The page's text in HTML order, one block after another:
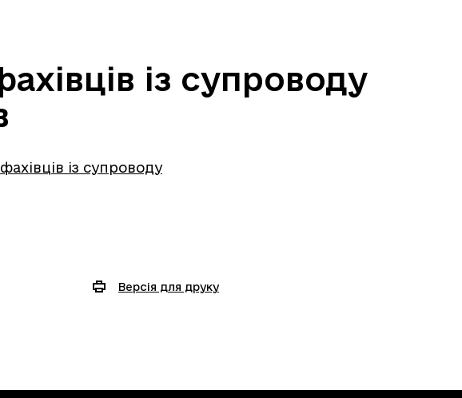
із супроводу
із супроводу
Версія для друку